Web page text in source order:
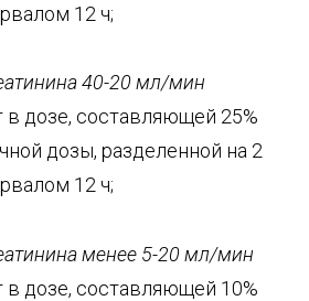
12 ч;
40-20 мл/мин
в дозе, составляющей 25%
дозы, разделенной на 2
12 ч;
менее 5-20 мл/мин
в дозе, составляющей 10%